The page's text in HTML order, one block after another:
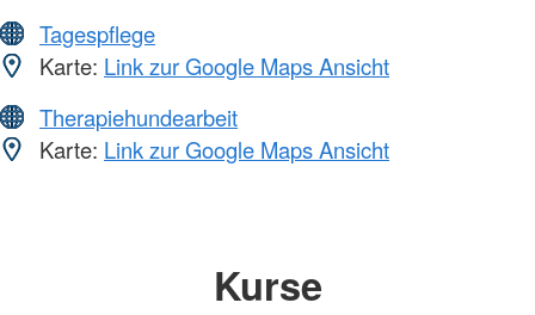
Tagespflege
Karte: Link zur Google Maps Ansicht
Therapiehundearbeit
Karte: Link zur Google Maps Ansicht
Kurse